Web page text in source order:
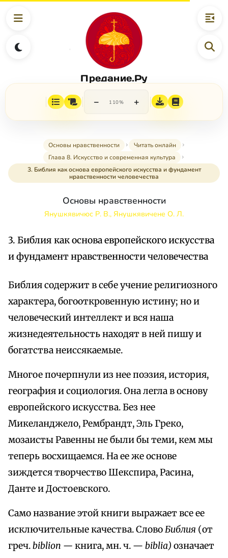
Предание.Ру
− 110% +
Основы нравственности
Читать онлайн
Глава 8. Искусство и современная культура
3. Библия как основа европейского искусства и фундамент
нравственности человечества
Основы нравственности
Янушкявичюс Р. В., Янушкявичене О. Л.
3. Библия как основа европейского искусства
и фундамент нравственности человечества
Библия содержит в себе учение религиозного
характера, богооткровенную истину; но и
человеческий интеллект и вся наша
жизнедеятельность находят в ней пишу и
богатства неиссякаемые.
Многое почерпнули из нее поэзия, история,
география и социология. Она легла в основу
европейского искусства. Без нее
Микеланджело, Рембрандт, Эль Греко,
мозаисты Равенны не были бы теми, кем мы
теперь восхищаемся. На ее же основе
зиждется творчество Шекспира, Расина,
Данте и Достоевского.
Само название этой книги выражает все ее
исключительные качества. СловоБиблия (от
греч.biblion — книга, мн. ч. — biblia) означает